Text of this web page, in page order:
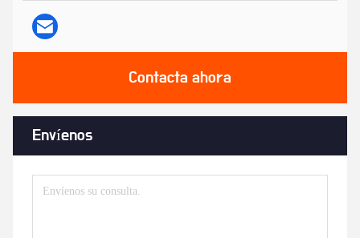
Contacta ahora
Envíenos